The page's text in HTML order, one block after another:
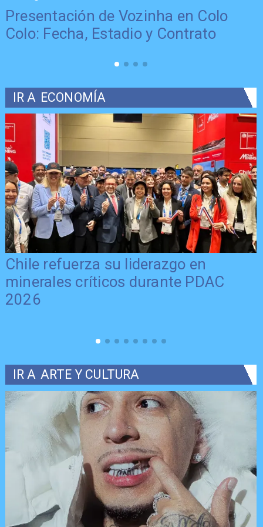
Presentación de Vozinha en Colo
Colo: Fecha, Estadio y Contrato
IR A ECONOMÍA
Chile refuerza su liderazgo en
minerales críticos durante PDAC
2026
IR A ARTE Y CULTURA